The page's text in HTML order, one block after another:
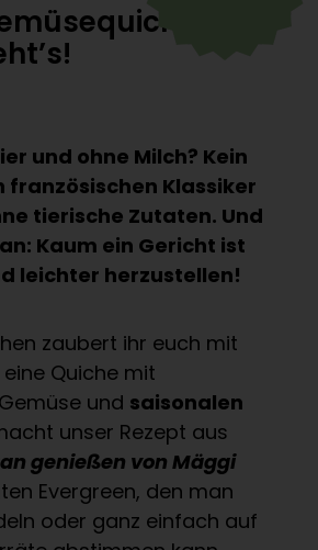
– so
und ohne Milch? Kein
französischen Klassiker
tierische Zutaten. Und
Kaum ein Gericht ist
leichter herzustellen!
zaubert ihr euch mit
Quiche mit
und saisonalen
unser Rezept aus
genießen von Mäggi
Evergreen, den man
oder ganz einfach auf